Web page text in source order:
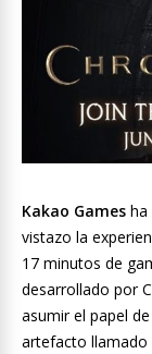
Kakao Games ha
vistazo la
17 minutos de
desarrollado por
asumir el papel
artefacto llamado